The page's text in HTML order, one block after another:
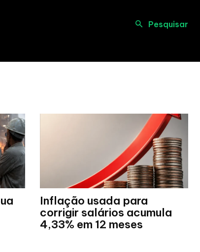
Pesquisar
Inflação usada para
corrigir salários acumula
4,33% em 12 meses